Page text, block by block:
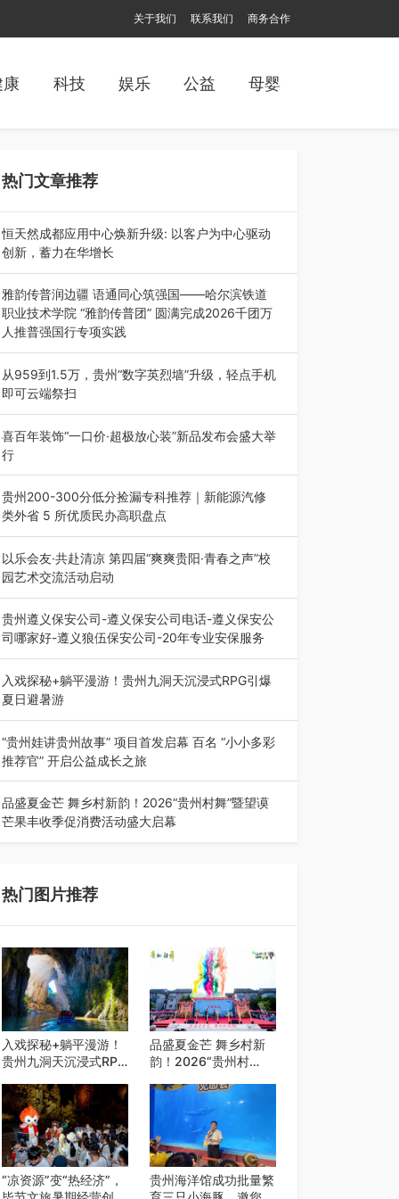
关于我们 联系我们 商务合作
科技 娱乐 公益 母婴
热门文章推荐
恒天然成都应用中心焕新升级: 以客户为中心驱动
创新，蓄力在华增长
融合全球研发实力与本土洞察，深化客户共创，赋
能西南市场创新发展 （7月27日，成…
雅韵传普润边疆 语通同心筑强国——哈尔滨铁道
职业技术学院 “雅韵传普团” 圆满完成2026千团万
人推普强国行专项实践
为扎实推进2026“千团万人推普强国行”大学生暑
期社会实践，牢牢紧扣 “雅韵传普…
从959到1.5万，贵州“数字英烈墙”升级，轻点手机
即可云端祭扫
八一建军节到来之际，由贵州省退役军人事务厅指
导，贵阳市退役军人事务局联合贵州广电…
喜百年装饰“一口价·超极放心装”新品发布会盛大举
行
2026年7月31日，喜百年装饰“一口价·超极放心
装”新品发布会在贵阳隆重举行。…
贵州200-300分低分捡漏专科推荐｜新能源汽修
类外省 5 所优质民办高职盘点
在贵州省高考志愿填报体系中，200至300分数段
考生可选择的省内工科、新能源汽车…
以乐会友·共赴清凉 第四届“爽爽贵阳·青春之声”校
园艺术交流活动启动
七月的贵阳，清风送爽，第四届“爽爽贵阳·青春之
声”校园管弦乐（合唱）艺术交流活动…
贵州遵义保安公司-遵义保安公司电话-遵义保安公
司哪家好-遵义狼伍保安公司-20年专业安保服务
在遵义，不管是企业园区运营、小区物业管理、建
筑工地施工、商业商场经营，还是举办各…
入戏探秘+躺平漫游！贵州九洞天沉浸式RPG引爆
夏日避暑游
入伏后的贵州，清凉依旧。而在毕节深处的九洞天
景区，贵州首个水上喀斯特沉浸式RPG…
“贵州娃讲贵州故事” 项目首发启幕 百名 “小小多彩
推荐官” 开启公益成长之旅
近日，由贵州教育出版社、阅美黔途阅见中国全国
阅读行动网络贵州站，遵义融媒体传媒集…
品盛夏金芒 舞乡村新韵！2026“贵州村舞”暨望谟
芒果丰收季促消费活动盛大启幕
热门图片推荐
入戏探秘+躺平漫游！
贵州九洞天沉浸式RPG
品盛夏金芒 舞乡村新
韵！2026“贵州村
促消费活动盛大启幕
“凉资源”变“热经济”，
贵州海洋馆成功批量繁